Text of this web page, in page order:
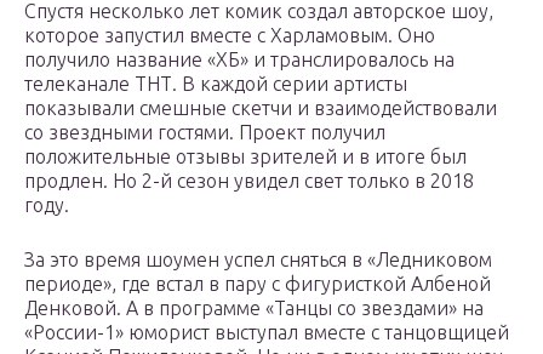
Спустя несколько лет комик создал авторское шоу,
которое запустил вместе с Харламовым. Оно
получило название «ХБ» и транслировалось на
телеканале ТНТ. В каждой серии артисты
показывали смешные скетчи и взаимодействовали
со звездными гостями. Проект получил
положительные отзывы зрителей и в итоге был
продлен. Но 2-й сезон увидел свет только в 2018
году.
За это время шоумен успел сняться в «Ледниковом
периоде», где встал в пару с фигуристкой Албеной
Денковой. А в программе «Танцы со звездами» на
«России-1» юморист выступал вместе с танцовщицей